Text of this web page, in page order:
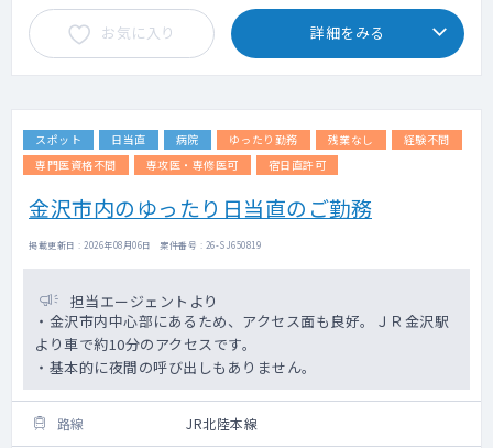
お気に入り 詳細をみる
スポット 日当直 病院 ゆったり勤務 残業なし
経験不問
専門医資格不問
専攻医・専修医可 宿日直許可
金沢市内のゆったり日当直のご勤務
掲載更新日 : 2026年08月06日 案件番号 : 26-SJ650819
担当エージェントより
・金沢市内中心部にあるため、アクセス面も良好。ＪＲ金沢駅
より車で約10分のアクセスです。
・基本的に夜間の呼び出しもありません。
路線 JR北陸本線